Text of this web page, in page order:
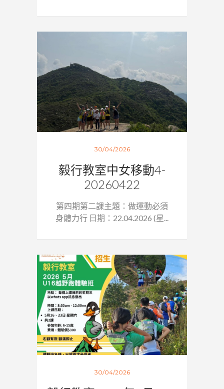
30/04/2026
毅行教室中女移動4-
20260422
第四期第二課主題：做運動必須
身體力行 日期：22.04.2026 (星...
30/04/2026